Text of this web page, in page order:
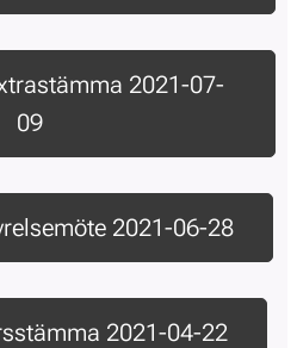
2021-07-
09
2021-06-28
2021-04-22